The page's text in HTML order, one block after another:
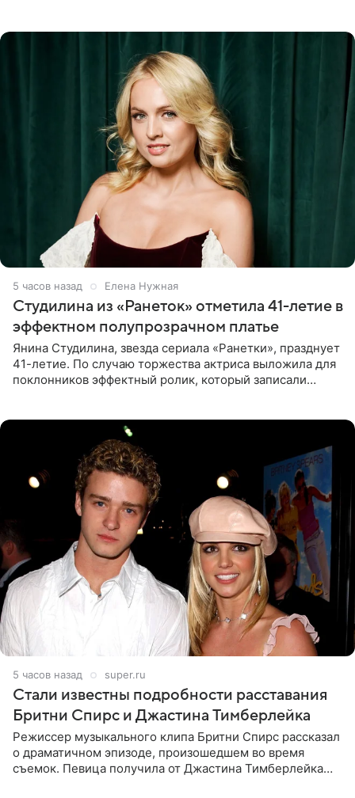
5 часов назад Елена Нужная
Студилина из «Ранеток» отметила 41-летие в
эффектном полупрозрачном платье
Янина Студилина, звезда сериала «Ранетки», празднует
41-летие. По случаю торжества актриса выложила для
поклонников эффектный ролик, который записали
5 часов назад super.ru
Стали известны подробности расставания
Бритни Спирс и Джастина Тимберлейка
Режиссер музыкального клипа Бритни Спирс рассказал
о драматичном эпизоде, произошедшем во время
съемок. Певица получила от Джастина Тимберлейка